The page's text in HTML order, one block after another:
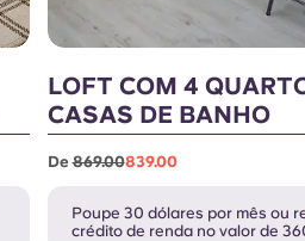
LOFT COM 4
CASAS DE BANHO
De869.00839.00
Poupe 30 dólares por mês ou
crédito de renda no valor de